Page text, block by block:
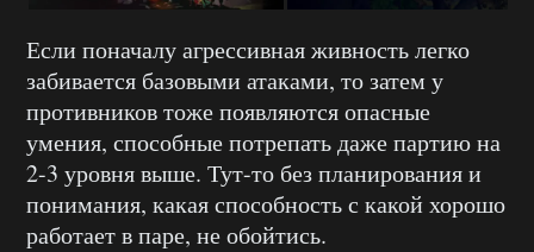
Если поначалу агрессивная живность легко
забивается базовыми атаками, то затем у
противников тоже появляются опасные
умения, способные потрепать даже партию на
2-3 уровня выше. Тут-то без планирования и
понимания, какая способность с какой хорошо
работает в паре, не обойтись.